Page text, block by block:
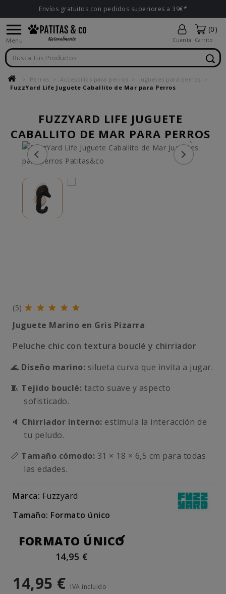
Envíos gratuitos con pedidos superiores a 39€*

Menu Cuenta
(0)
Carrito
Perros Accesorios para perros
Juguetes para perros
FuzzYard Life Juguete Caballito de Mar para Perros
FUZZYARD LIFE JUGUETE
CABALLITO DE MAR PARA PERROS
(5)
Juguete Marino en Gris Pizarra
Peluche chic con textura bouclé y chirriador
🌊 Diseño marino: silueta curva que invita a jugar.
🧵 Tejido bouclé: tacto suave y aspecto
sofisticado.
🔈 Chirriador interno: estimula la interacción de
tu peludo.
📏 Tamaño cómodo: 31 × 18 × 6,5 cm para todas
las edades.
Marca: Fuzzyard
Tamaño: Formato único
FORMATO ÚNICO
14,95 €
14,95 € IVA incluido